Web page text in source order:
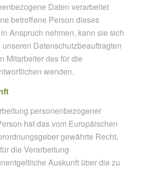
Daten verarbeitet
betroffene Person dieses
Anspruch nehmen, kann sie sich
Datenschutzbeauftragten
Mitarbeiter des für die
wenden.
personenbezogener
hat das vom Europäischen
gewährte Recht,
die Verarbeitung
Auskunft über die zu